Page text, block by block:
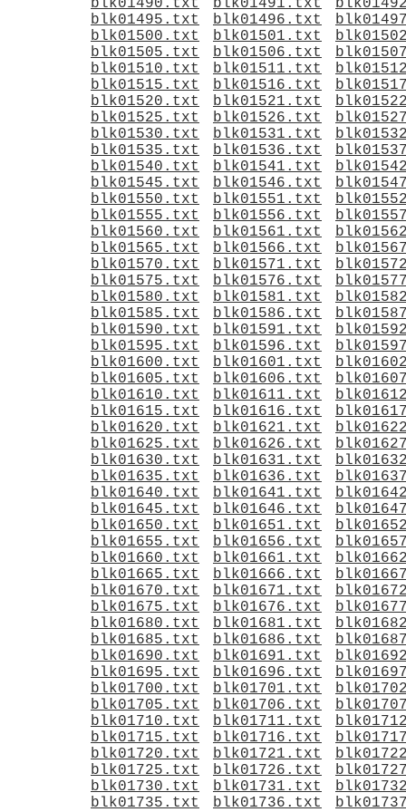
blk01490.txt blk01491.txt
blk01495.txt
blk01496.txt
blk01500.txt
blk01501.txt
blk01505.txt
blk01506.txt
blk01510.txt
blk01511.txt
blk01515.txt
blk01516.txt
blk01520.txt
blk01521.txt
blk01525.txt
blk01526.txt
blk01530.txt
blk01531.txt
blk01535.txt
blk01536.txt
blk01540.txt
blk01541.txt
blk01545.txt
blk01546.txt
blk01550.txt
blk01551.txt
blk01555.txt
blk01556.txt
blk01560.txt
blk01561.txt
blk01565.txt
blk01566.txt
blk01570.txt
blk01571.txt
blk01575.txt
blk01576.txt
blk01580.txt
blk01581.txt
blk01585.txt
blk01586.txt
blk01590.txt
blk01591.txt
blk01595.txt
blk01596.txt
blk01600.txt
blk01601.txt
blk01605.txt
blk01606.txt
blk01610.txt
blk01611.txt
blk01615.txt
blk01616.txt
blk01620.txt
blk01621.txt
blk01625.txt
blk01626.txt
blk01630.txt
blk01631.txt
blk01635.txt
blk01636.txt
blk01640.txt
blk01641.txt
blk01645.txt
blk01646.txt
blk01650.txt
blk01651.txt
blk01655.txt
blk01656.txt
blk01660.txt
blk01661.txt
blk01665.txt
blk01666.txt
blk01670.txt
blk01671.txt
blk01675.txt
blk01676.txt
blk01680.txt
blk01681.txt
blk01685.txt
blk01686.txt
blk01690.txt
blk01691.txt
blk01695.txt
blk01696.txt
blk01700.txt
blk01701.txt
blk01705.txt
blk01706.txt
blk01710.txt
blk01711.txt
blk01715.txt
blk01716.txt
blk01720.txt
blk01721.txt
blk01725.txt
blk01726.txt
blk01730.txt
blk01731.txt
blk01735.txt
blk01736.txt